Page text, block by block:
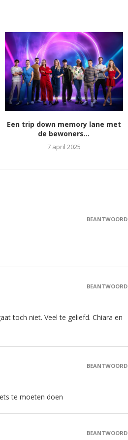
Een trip down memory lane met
de bewoners...
7 april 2025
BEANTWOORD
toch niet. Veel te geliefd. Chiara en
BEANTWOORD
te moeten doen
BEANTWOORD
BEANTWOORD